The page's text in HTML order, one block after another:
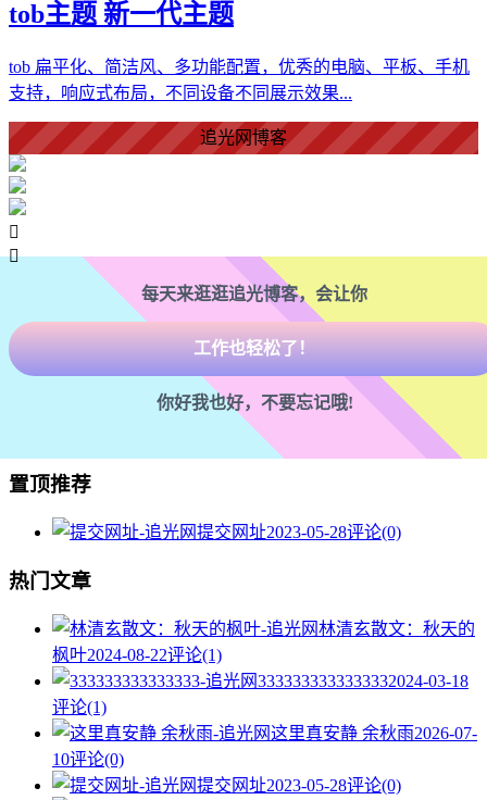
tob主题 新一代主题
tob 扁平化、简洁风、多功能配置，优秀的电脑、平板、手机
支持，响应式布局，不同设备不同展示效果...
追光网博客


每天来逛逛追光博客，会让你
爱情美好了！
腿也不痛了！
腰也不酸了！
工作也轻松了！
你好我也好，不要忘记哦!
置顶推荐
提交网址2023-05-28评论(0)
热门文章
林清玄散文：秋天的
枫叶2024-08-22评论(1)
3333333333333332024-03-18
评论(1)
这里真安静 余秋雨2026-07-
10评论(0)
提交网址2023-05-28评论(0)